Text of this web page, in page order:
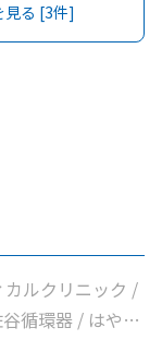
見る [3件]
ルクリニック /
循環器 / はやま